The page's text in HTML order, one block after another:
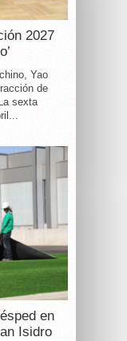
2027
Yao
de
sexta
en
Isidro